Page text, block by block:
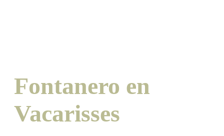
Fontanero en
Vacarisses